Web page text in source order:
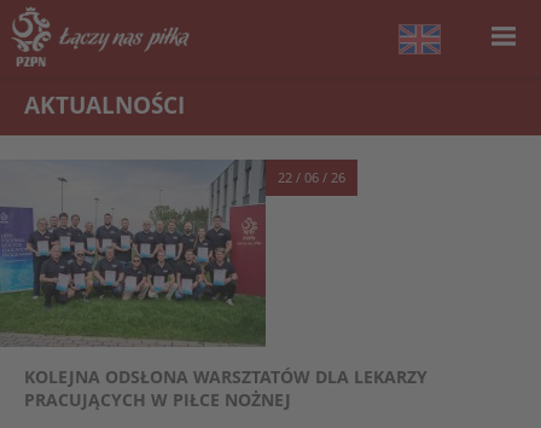
AKTUALNOŚCI
22 / 06 / 26
KOLEJNA ODSŁONA WARSZTATÓW DLA LEKARZY
PRACUJĄCYCH W PIŁCE NOŻNEJ